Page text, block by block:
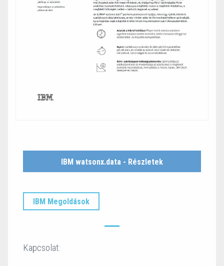
IBM watsonx.data - Részletek
IBM Megoldások
Kapcsolat: